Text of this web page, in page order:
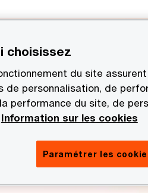
choisissez
du site
de personnalisation, de
performance du site, de
Information sur les cookies
Paramétrer les